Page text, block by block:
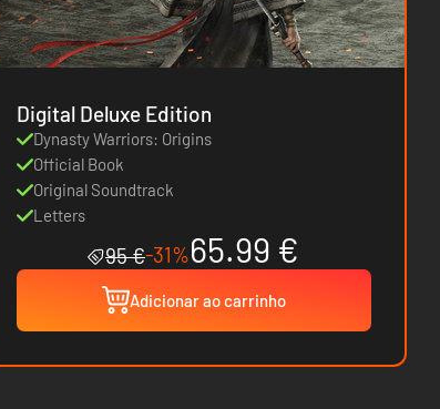
Digital Deluxe Edition
Dynasty Warriors: Origins
Official Book
Original Soundtrack
Letters
95 €-31%65.99 €
Adicionar ao carrinho